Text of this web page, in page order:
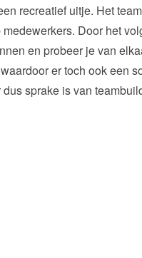
recreatief uitje. Het
Door het
en probeer je van
er toch ook een
sprake is van